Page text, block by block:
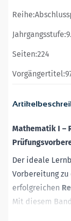
Mathematik I –
Der ideale
Vorbereitungzu
erfolgreichen
Mit diesem
Reihe:
Jahrgangsstufe:
Seiten:224
Vorgängertitel: